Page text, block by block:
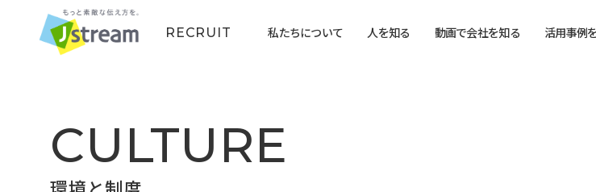
RECRUIT 私たちについて 人を知る 動画で会社を知る 活用事例
CULTURE